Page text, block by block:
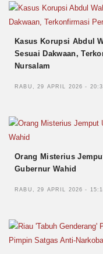
Kasus Korupsi Abdul
Sesuai Dakwaan,
Nursalam
RABU, 29 APRIL 2026 -
Orang Misterius
Gubernur Wahid
RABU, 29 APRIL 2026 -